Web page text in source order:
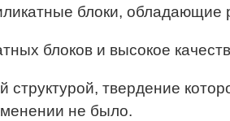
блоки,
блоков и высокое
структурой, твердение
не было.